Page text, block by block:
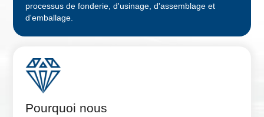
processus de fonderie, d'usinage, d'assemblage et
d'emballage.
Pourquoi nous